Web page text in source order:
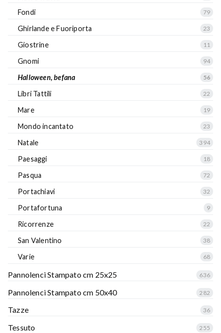
Fondi 79
Ghirlande e Fuoriporta 23
Giostrine 11
Gnomi 94
Halloween, befana 56
Libri Tattili 22
Mare 19
Mondo incantato 23
Natale 394
Paesaggi 18
Pasqua 72
Portachiavi 32
Portafortuna 9
Ricorrenze 22
San Valentino 38
Varie 68
Pannolenci Stampato cm 25x25 636
Pannolenci Stampato cm 50x40 282
Tazze 36
Tessuto 255